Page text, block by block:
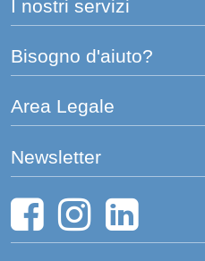
I nostri servizi
Bisogno d'aiuto?
Area Legale
Newsletter